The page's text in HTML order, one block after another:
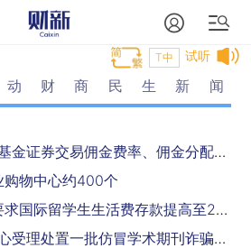
试听
T中
动财商民生新闻
证监会拟降低公募基金证券交易佣金费率、佣金分配比例上限
物中心约400个
2024年起加拿大要求国际留学生生活费存款提高至20635加元 约合人民币108915元
中央网信办举报中心受理处置一批仿冒学术期刊诈骗网站